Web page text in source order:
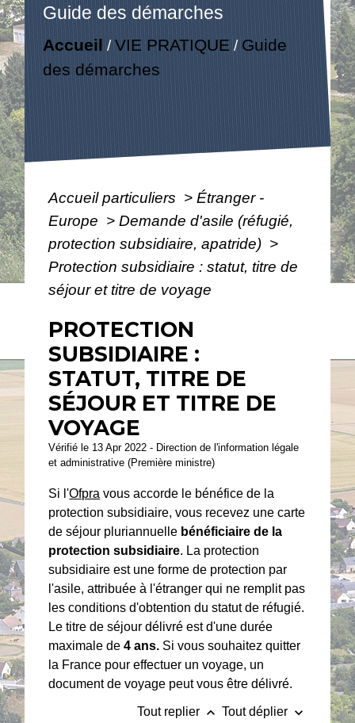
Guide des démarches
Accueil /VIE PRATIQUE / Guide
des démarches
Accueil particuliers > Étranger -
Europe > Demande d'asile (réfugié,
protection subsidiaire, apatride) >
Protection subsidiaire : statut, titre de
séjour et titre de voyage
PROTECTION
SUBSIDIAIRE :
STATUT, TITRE DE
SÉJOUR ET TITRE DE
VOYAGE
Vérifié le 13 Apr 2022 - Direction de l'information légale
et administrative (Première ministre)
Si l'Ofpra vous accorde le bénéfice de la
protection subsidiaire, vous recevez une carte
de séjour pluriannuelle bénéficiaire de la
protection subsidiaire. La protection
subsidiaire est une forme de protection par
l'asile, attribuée à l'étranger qui ne remplit pas
les conditions d'obtention du statut de réfugié.
Le titre de séjour délivré est d'une durée
maximale de4 ans. Si vous souhaitez quitter
la France pour effectuer un voyage, un
document de voyage peut vous être délivré.
Tout replier keyboard_arrow_up Tout déplier keyboard_arrow_down